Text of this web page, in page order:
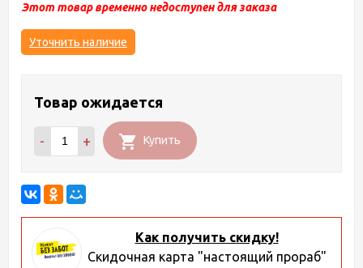
Этот товар временно недоступен для заказа
Уточнить наличие
Товар ожидается
- + Купить
Как получить скидку!
Скидочная карта "настоящий прораб"